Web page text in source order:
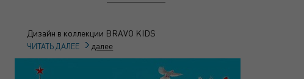
Дизайн в коллекции BRAVO KIDS
ЧИТАТЬ ДАЛЕЕ далее